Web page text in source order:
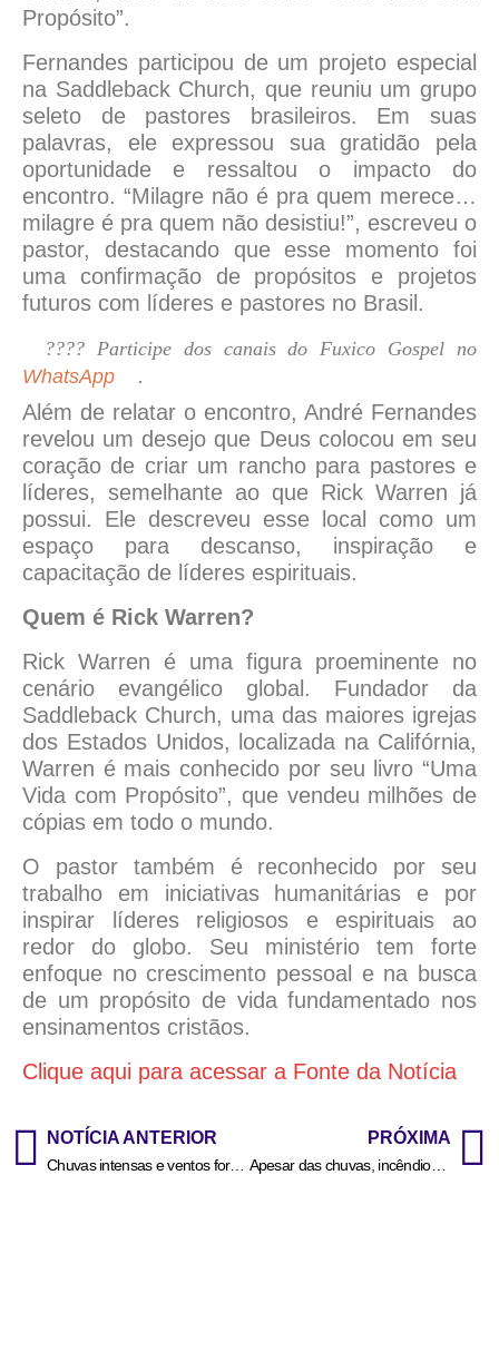
Propósito”.
Fernandes participou de um projeto especial
na Saddleback Church, que reuniu um grupo
seleto de pastores brasileiros. Em suas
palavras, ele expressou sua gratidão pela
oportunidade e ressaltou o impacto do
encontro. “Milagre não é pra quem merece…
milagre é pra quem não desistiu!”, escreveu o
pastor, destacando que esse momento foi
uma confirmação de propósitos e projetos
futuros com líderes e pastores no Brasil.
???? Participe dos canais do Fuxico Gospel no
WhatsApp
.
Além de relatar o encontro, André Fernandes
revelou um desejo que Deus colocou em seu
coração de criar um rancho para pastores e
líderes, semelhante ao que Rick Warren já
possui. Ele descreveu esse local como um
espaço para descanso, inspiração e
capacitação de líderes espirituais.
Quem é Rick Warren?
Rick Warren é uma figura proeminente no
cenário evangélico global. Fundador da
Saddleback Church, uma das maiores igrejas
dos Estados Unidos, localizada na Califórnia,
Warren é mais conhecido por seu livro “Uma
Vida com Propósito”, que vendeu milhões de
cópias em todo o mundo.
O pastor também é reconhecido por seu
trabalho em iniciativas humanitárias e por
inspirar líderes religiosos e espirituais ao
redor do globo. Seu ministério tem forte
enfoque no crescimento pessoal e na busca
de um propósito de vida fundamentado nos
ensinamentos cristãos.
Clique aqui para acessar a Fonte da Notícia
NOTÍCIA ANTERIOR
Chuvas intensas e ventos fortes podem atingir 86 municípios de Mato Grosso; Lucas do Rio Verde na lista
PRÓXIMA
Apesar das chuvas, incêndios continuam em Mato Grosso